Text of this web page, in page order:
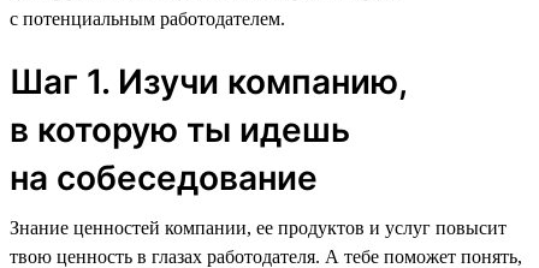
с потенциальным работодателем.
Шаг 1. Изучи компанию,
в которую ты идешь
на собеседование
Знание ценностей компании, ее продуктов и услуг повысит
твою ценность в глазах работодателя. А тебе поможет понять,